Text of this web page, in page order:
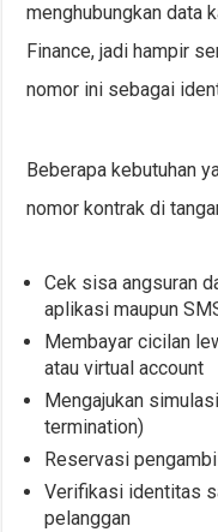
menghubungkan data
Finance, jadi hampir
nomor ini sebagai
Beberapa kebutuhan
nomor kontrak di
Cek sisa angsuran
aplikasi maupun
Membayar cicilan
atau virtual account
Mengajukan
termination)
Reservasi
Verifikasi identitas
pelanggan